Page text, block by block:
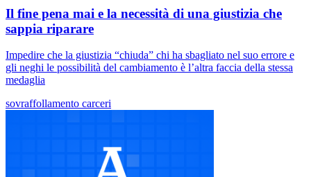
Il fine pena mai e la necessità di una giustizia che
sappia riparare
Impedire che la giustizia “chiuda” chi ha sbagliato nel suo errore e
gli neghi le possibilità del cambiamento è l’altra faccia della stessa
medaglia
sovraffollamento carceri